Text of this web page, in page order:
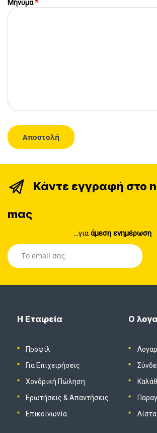
Μήνυμα*
Κάντε εγγραφή στο
mας
...για άμεση ενημέρωση
Η Εταιρεία
Προφίλ
Για Επιχειρήσεις
Χονδρική Πώληση
Ερωτήσεις & Απαντήσεις
Επικοινωνία
Ο